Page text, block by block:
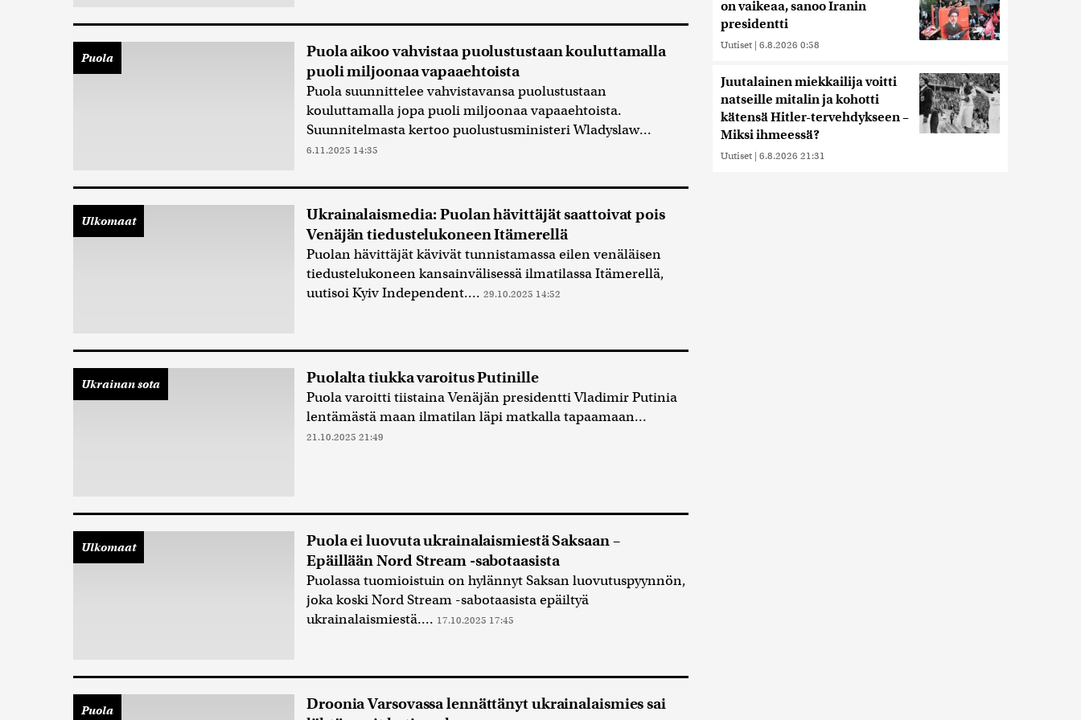
Puola
Puola aikoo vahvistaa puolustustaan kouluttamalla
puoli miljoonaa vapaaehtoista
Puola suunnittelee vahvistavansa puolustustaan
kouluttamalla jopa puoli miljoonaa vapaaehtoista.
Suunnitelmasta kertoo puolustusministeri Wladyslaw...
6.11.2025 14:35
Ulkomaat
Ukrainalaismedia: Puolan hävittäjät saattoivat pois
Venäjän tiedustelukoneen Itämerellä
Puolan hävittäjät kävivät tunnistamassa eilen venäläisen
tiedustelukoneen kansainvälisessä ilmatilassa Itämerellä,
uutisoi Kyiv Independent.... 29.10.2025 14:52
Ukrainan sota Puolalta tiukka varoitus Putinille
Puola varoitti tiistaina Venäjän presidentti Vladimir Putinia
lentämästä maan ilmatilan läpi matkalla tapaamaan...
21.10.2025 21:49
Ulkomaat
Puola ei luovuta ukrainalaismiestä Saksaan –
Epäillään Nord Stream -sabotaasista
Puolassa tuomioistuin on hylännyt Saksan luovutuspyynnön,
joka koski Nord Stream -sabotaasista epäiltyä
ukrainalaismiestä.... 17.10.2025 17:45
Puola
Droonia Varsovassa lennättänyt ukrainalaismies sai
on vaikeaa, sanoo Iranin
presidentti
Uutiset | 6.8.2026 0:58
Juutalainen miekkailija voitti
natseille mitalin ja kohotti
kätensä Hitler-tervehdykseen –
Miksi ihmeessä?
Uutiset | 6.8.2026 21:31